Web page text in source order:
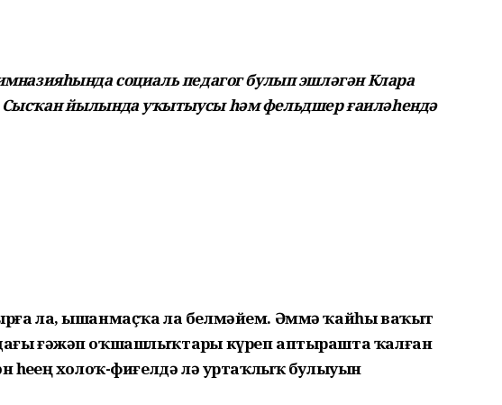
социаль педагог булып эшләгән Клара
йылында уҡытыусы һәм фельдшер ғаиләһендә
ла, ышанмаҫҡа ла белмәйем. Әммә ҡайһы ваҡыт
ғәжәп оҡшашлыҡтарҙы күреп аптырашта ҡалған
холоҡ-фиғелдә лә уртаҡлыҡ булыуын